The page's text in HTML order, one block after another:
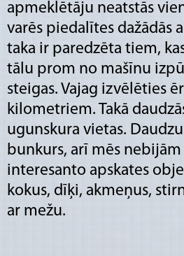
apmeklētāju neatstās
varēs piedalītes dažādās
taka ir paredzēta tiem,
tālu prom no mašīnu
steigas. Vajag izvēlēties
kilometriem. Takā
ugunskura vietas.
bunkurs, arī mēs
interesanto apskates
kokus, dīķi, akmeņus,
ar mežu.